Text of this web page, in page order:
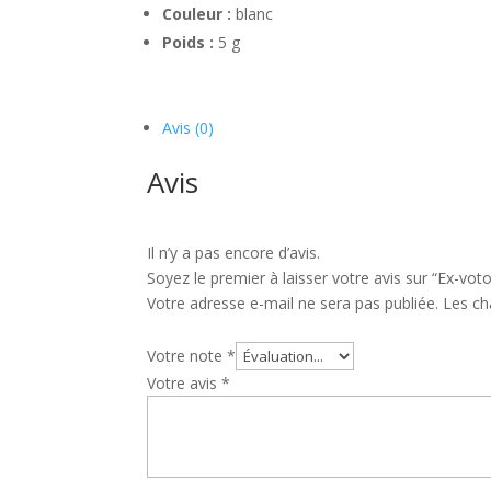
Couleur : blanc
Poids : 5 g
Avis (0)
Avis
Il n’y a pas encore d’avis.
Soyez le premier à laisser votre avis sur “Ex-
Votre adresse e-mail ne sera pas publiée. Les
Votre note*
Votre avis*